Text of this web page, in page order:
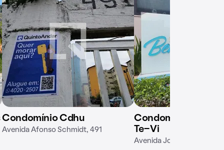
Condomínio Cdhu
Avenida Afonso Schmidt, 491
Condomínio
Te-Vi
Avenida Jornalista Paulo